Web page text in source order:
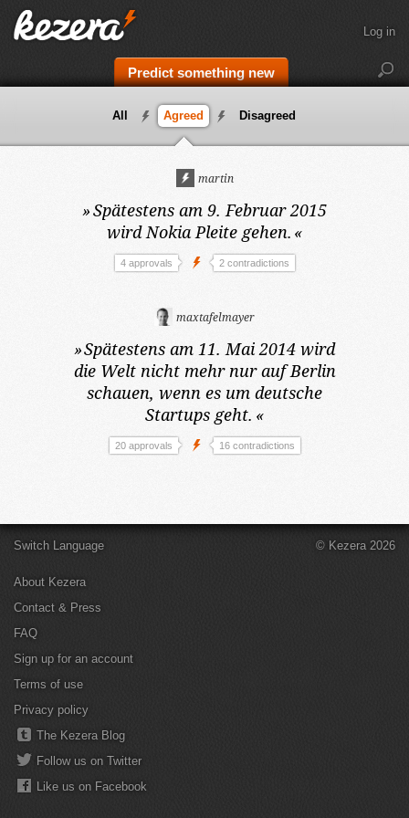
Predict something new
Log in
All Agreed Disagreed
martin
»Spätestens am 9. Februar 2015
wird Nokia Pleite gehen. «
4 approvals 2 contradictions
maxtafelmayer
»Spätestens am 11. Mai 2014 wird
die Welt nicht mehr nur auf Berlin
schauen, wenn es um deutsche
Startups geht. «
20 approvals 16 contradictions
Switch Language
About Kezera
Contact & Press
FAQ
Sign up for an account
Terms of use
Privacy policy
The Kezera Blog
Follow us on Twitter
Like us on Facebook
© Kezera 2026